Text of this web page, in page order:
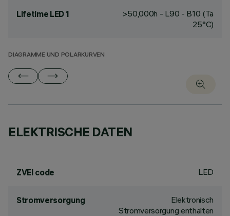
Lifetime LED 1
>50,000h - L90 - B10 (Ta
25°C)
DIAGRAMME UND POLARKURVEN
ELEKTRISCHE DATEN
ZVEI code LED
Stromversorgung
Elektronisch
Stromversorgung enthalten